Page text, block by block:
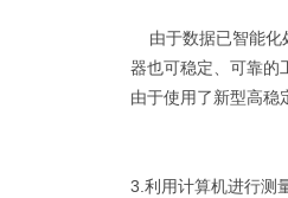
由于数据已智能化
器也可稳定、可靠的
由于使用了新型高稳
3.利用计算机进行测